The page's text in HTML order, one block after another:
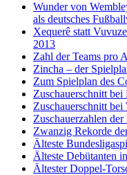
Wunder von
als deutsches
Xequerê statt
2013
Zahl der Teams pro
Zincha – der
Zum Spielplan des
Zuschauerschnitt bei
Zuschauerschnitt bei
Zuschauerzahlen
Zwanzig Rekorde
Älteste
Älteste Debütanten
Ältester Doppel-